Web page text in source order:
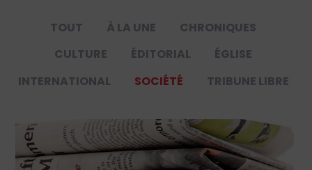
TOUT À LA UNE
CHRONIQUES
CULTURE
ÉDITORIAL
ÉGLISE
INTERNATIONAL
SOCIÉTÉ TRIBUNE LIBRE